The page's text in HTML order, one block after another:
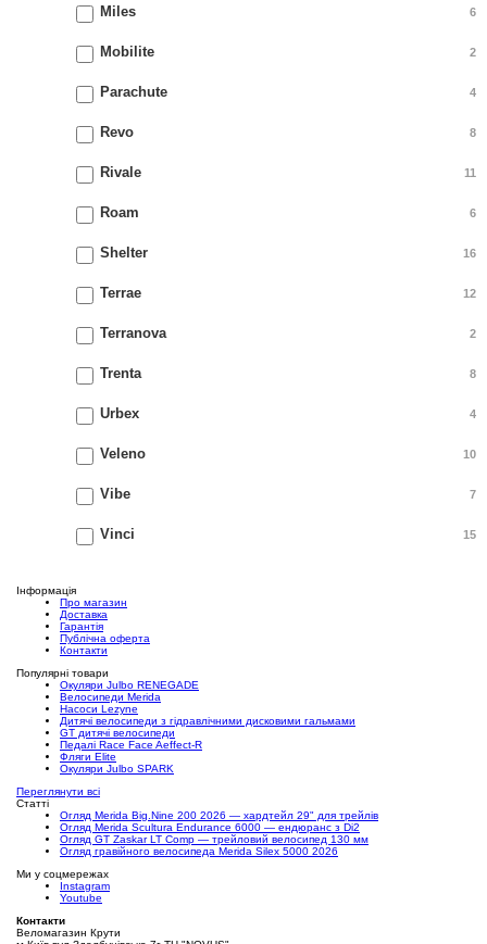
Miles 6
Mobilite 2
Parachute 4
Revo 8
Rivale 11
Roam 6
Shelter 16
Terrae 12
Terranova 2
Trenta 8
Urbex 4
Veleno 10
Vibe 7
Vinci 15
Інформація
Про магазин
Доставка
Гарантія
Публічна оферта
Контакти
Популярні товари
Окуляри Julbo RENEGADE
Велосипеди Merida
Насоси Lezyne
Дитячі велосипеди з гідравлічними дисковими гальмами
GT дитячі велосипеди
Педалі Race Face Aeffect-R
Фляги Elite
Окуляри Julbo SPARK
Переглянути всі
Статті
Огляд Merida Big.Nine 200 2026 — хардтейл 29" для трейлів
Огляд Merida Scultura Endurance 6000 — ендюранс з Di2
Огляд GT Zaskar LT Comp — трейловий велосипед 130 мм
Огляд гравійного велосипеда Merida Silex 5000 2026
Ми у соцмережах
Instagram
Youtube
Контакти
Веломагазин Крути